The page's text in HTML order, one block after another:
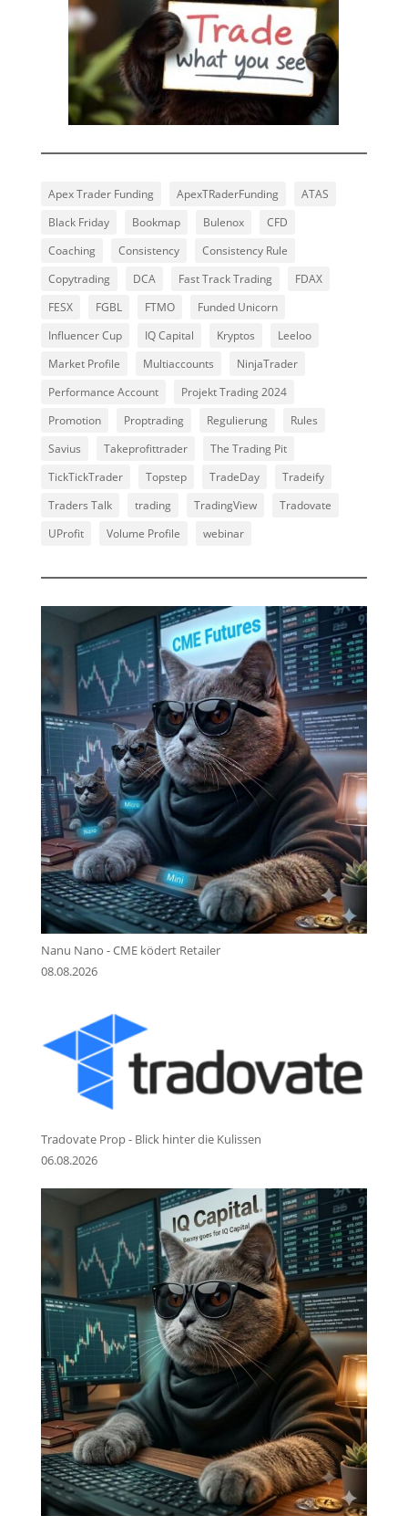
Apex Trader Funding ApexTRaderFunding
ATAS
Black Friday
Bookmap Bulenox
CFD
Coaching
Consistency
Consistency Rule
Copytrading
DCA Fast Track Trading
FDAX
FESX
FGBL FTMO
Funded Unicorn
Influencer Cup
IQ Capital Kryptos
Leeloo
Market Profile
Multiaccounts
NinjaTrader
Performance Account
Projekt Trading 2024
Promotion
Proptrading Regulierung
Rules
Savius
Takeprofittrader
The Trading Pit
TickTickTrader
Topstep TradeDay
Tradeify
Traders Talk
trading TradingView
Tradovate
UProfit
Volume Profile webinar
Nanu Nano - CME ködert Retailer
08.08.2026
Tradovate Prop - Blick hinter die Kulissen
06.08.2026